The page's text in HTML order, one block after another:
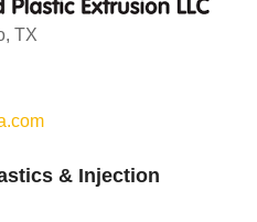
TX
& Injection